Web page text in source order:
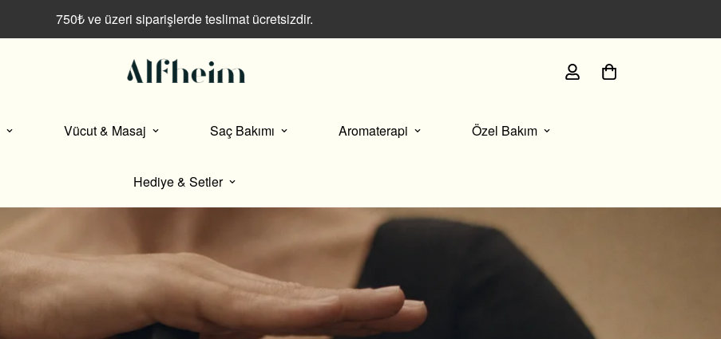
750₺ ve üzeri siparişlerde teslimat ücretsizdir.
Vücut & Masaj Saç Bakımı Aromaterapi Özel Bakım
Hediye & Setler